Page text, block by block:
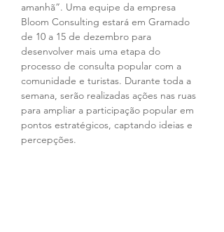
amanhã”. Uma equipe da empresa
Bloom Consulting estará em Gramado
de 10 a 15 de dezembro para
desenvolver mais uma etapa do
processo de consulta popular com a
comunidade e turistas. Durante toda a
semana, serão realizadas ações nas ruas
para ampliar a participação popular em
pontos estratégicos, captando ideias e
percepções.